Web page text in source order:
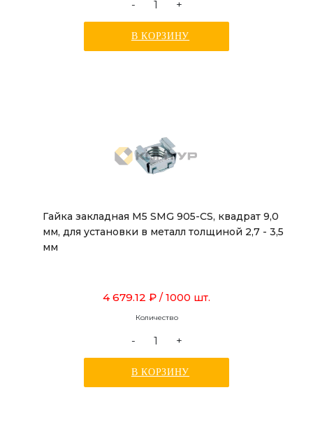
- +
В КОРЗИНУ
Гайка закладная М5 SMG 905-CS, квадрат 9,0
мм, для установки в металл толщиной 2,7 - 3,5
мм
4 679.12 ₽ / 1000 шт.
Количество
- +
В КОРЗИНУ